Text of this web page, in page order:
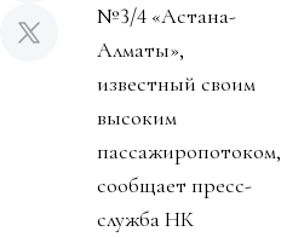
№3/4 «Астана-
Алматы»,
известный своим
высоким
пассажиропотоком,
сообщает пресс-
служба НК